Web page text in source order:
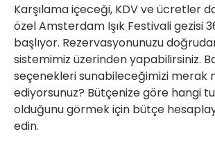
Karşılama içeceği, KDV ve ücretler
özel Amsterdam Işık Festivali gezisi
başlıyor. Rezervasyonunuzu
sistemimiz üzerinden yapabilirsiniz.
seçenekleri sunabileceğimizi merak
ediyorsunuz? Bütçenize göre hangi
olduğunu görmek için bütçe
edin.